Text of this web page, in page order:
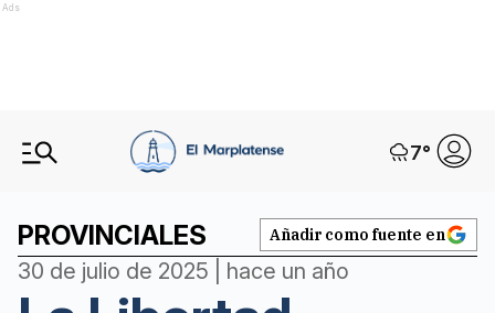
Ads
7°
PROVINCIALES Añadir como fuente en
30 de julio de 2025 | hace un año